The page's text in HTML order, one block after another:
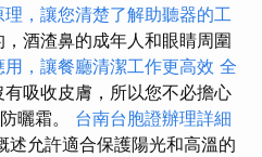
，讓您清楚了解助聽器的工
酒渣鼻的成年人和眼睛周圍
，讓餐廳清潔工作更高效 全
有吸收皮膚，所以您不必擔心
曬霜。 台南台胞證辦理詳細
述允許適合保護陽光和高溫的